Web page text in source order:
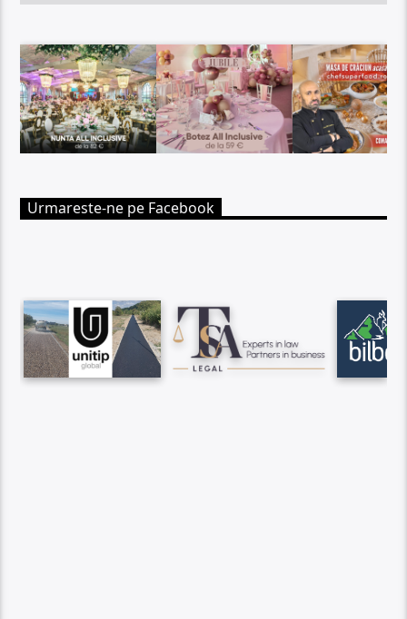
Urmareste-ne pe Facebook